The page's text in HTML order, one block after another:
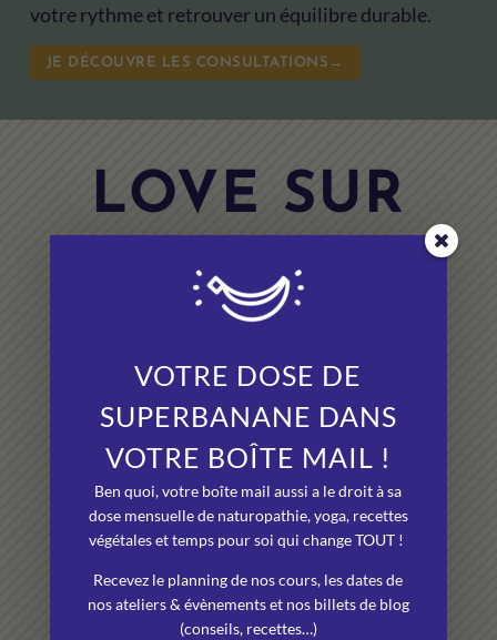
votre rythme et retrouver un équilibre durable.
JE DÉCOUVRE LES CONSULTATIONS→
LOVE SUR
VOUS
Ce que vous dites de Superbanane :
yoga, naturopathie, ateliers.
99,96% des participants recommandent
les cours & ateliers de Superbanane
certifiés en naturopathie.
Avis yoga →|Avis naturopathie
VOTRE DOSE DE
SUPERBANANE DANS
VOTRE BOÎTE MAIL !
Ben quoi, votre boîte mail aussi a le droit à sa
dose mensuelle de naturopathie, yoga, recettes
végétales et temps pour soi qui change TOUT !
Recevez le planning de nos cours, les dates de
nos ateliers & évènements et nos billets de blog
(conseils, recettes…)